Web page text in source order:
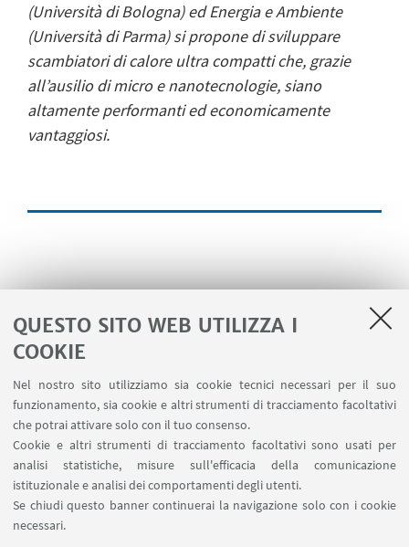
QUESTO SITO WEB UTILIZZA I
COOKIE
Nel nostro sito utilizziamo sia cookie tecnici necessari per il suo
funzionamento, sia cookie e altri strumenti di tracciamento facoltativi
che potrai attivare solo con il tuo consenso.
Cookie e altri strumenti di tracciamento facoltativi sono usati per
analisi statistiche, misure sull'efficacia della comunicazione
istituzionale e analisi dei comportamenti degli utenti.
Se chiudi questo banner continuerai la navigazione solo con i cookie
necessari.
(Università di Bologna) ed Energia e Ambiente
(Università di Parma) si propone di sviluppare
scambiatori di calore ultra compatti che, grazie
all’ausilio di micro e nanotecnologie, siano
altamente performanti ed economicamente
vantaggiosi.
Partner
SCOPRI IL TEAM UNIBO
Team Unibo
Le persone del Team dell'Università di Bologna